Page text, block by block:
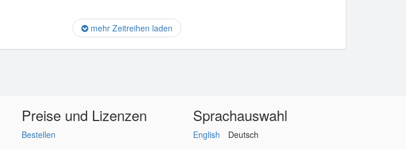
mehr Zeitreihen laden
Preise und Lizenzen
Bestellen
Sprachauswahl
English Deutsch